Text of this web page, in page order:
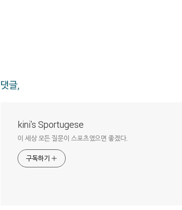
댓글,
kini's Sportugese
이 세상 모든 질문이 스포츠였으면 좋겠다.
구독하기